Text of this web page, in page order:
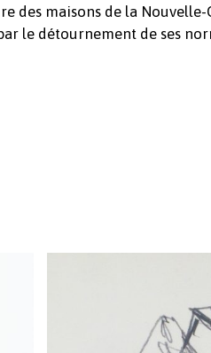
des maisons de la
le détournement de ses